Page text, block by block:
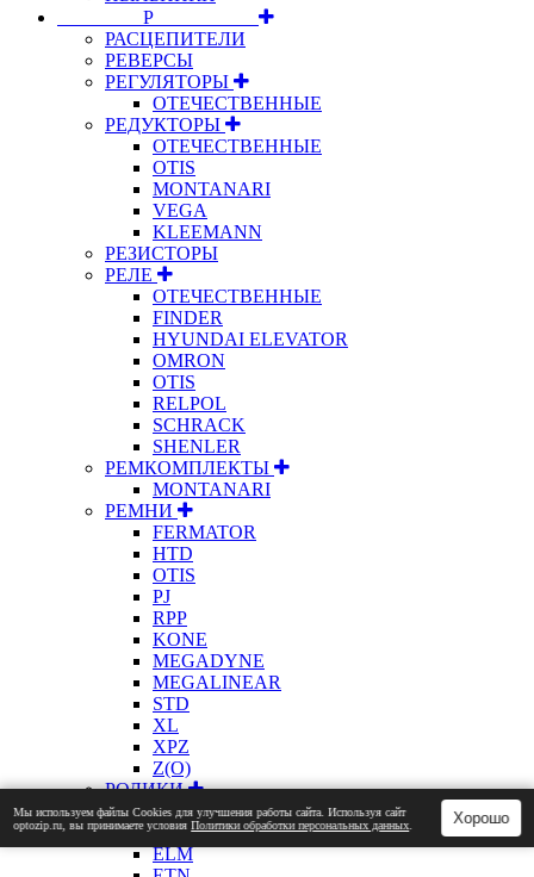
⠀⠀⠀⠀⠀⠀Р⠀⠀⠀⠀⠀⠀⠀
РАСЦЕПИТЕЛИ
РЕВЕРСЫ
РЕГУЛЯТОРЫ
ОТЕЧЕСТВЕННЫЕ
РЕДУКТОРЫ
ОТЕЧЕСТВЕННЫЕ
OTIS
MONTANARI
VEGA
KLEEMANN
РЕЗИСТОРЫ
РЕЛЕ
ОТЕЧЕСТВЕННЫЕ
FINDER
HYUNDAI ELEVATOR
OMRON
OTIS
RELPOL
SCHRACK
SHENLER
РЕМКОМПЛЕКТЫ
MONTANARI
РЕМНИ
FERMATOR
HTD
OTIS
PJ
RPP
KONE
MEGADYNE
MEGALINEAR
STD
XL
XPZ
Z(О)
РОЛИКИ
ОТЕЧЕСТВЕННЫЕ
CANNY
ELM
Мы используем файлы Сookies для улучшения работы сайта. Используя сайт
optozip.ru, вы принимаете условияПолитики обработки персональных данных Хорошо